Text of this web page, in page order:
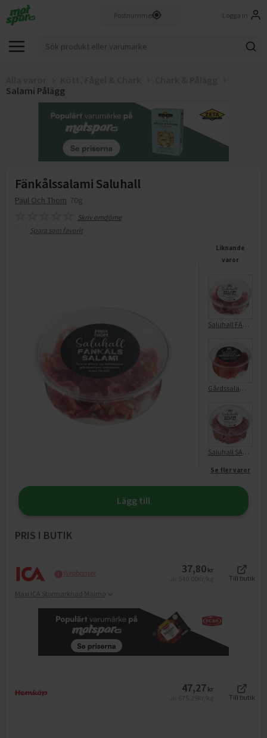
Logga in
Salami Pålägg
Fänkålssalami Saluhall
Paul Och Thom 70g
Skriv omdöme
Spara som favorit
Liknande
varor
Saluhall FÄNKÅLSSALAMI
Gårdssalami Diavola Saluhall
Saluhall SALAMI NAPOLI
Se fler varor
Lägg till
PRIS I BUTIK
Webbpriser 37,80 kr
Till butik
Maxi ICA Stormarknad Malmö
47,27 kr
Till butik